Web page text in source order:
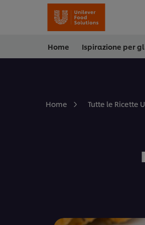
Home Ispirazione per
Home Tutte le Ricette